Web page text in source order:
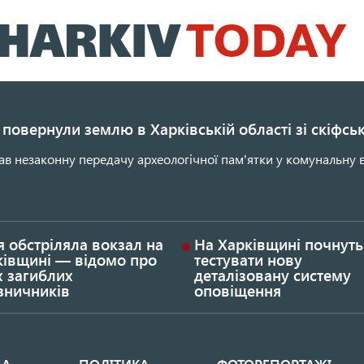
до
основного
землю в Харківській області зі
незаконну передачу археологічної пам'ятки у комунальну
обстріляла вокзал на
— відомо про
загиблих
На Харківщині почнуть
тестувати нову
деталізовану систему
оповіщення